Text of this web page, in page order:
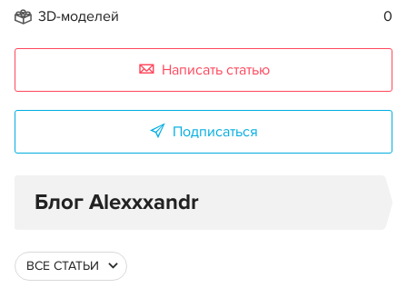
3D-моделей 0
Написать статью
Подписаться
Блог Alexxxandr
ВСЕ СТАТЬИ